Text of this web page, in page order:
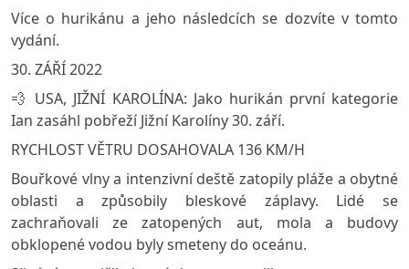
Více o hurikánu a jeho následcích se dozvíte v tomto
vydání.
30. ZÁŘÍ 2022
💨 USA, JIŽNÍ KAROLÍNA: Jako hurikán první kategorie
Ian zasáhl pobřeží Jižní Karolíny 30. září.
RYCHLOST VĚTRU DOSAHOVALA 136 KM/H
Bouřkové vlny a intenzivní deště zatopily pláže a obytné
oblasti a způsobily bleskové záplavy. Lidé se
zachraňovali ze zatopených aut, mola a budovy
obklopené vodou byly smeteny do oceánu.